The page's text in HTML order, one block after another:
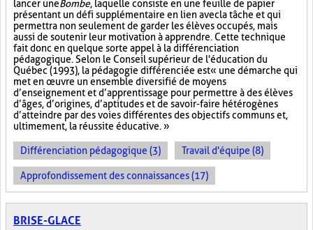
lancer uneBombe, laquelle consiste en une feuille de papier
présentant un défi supplémentaire en lien avec la tâche et qui
permettra non seulement de garder les élèves occupés, mais
aussi de soutenir leur motivation à apprendre. Cette technique
fait donc en quelque sorte appel à la différenciation
pédagogique. Selon le Conseil supérieur de l'éducation du
Québec (1993), la pédagogie différenciée est « une démarche qui
met en œuvre un ensemble diversifié de moyens
d’enseignement et d’apprentissage pour permettre à des élèves
d’âges, d’origines, d’aptitudes et de savoir-faire hétérogènes
d’atteindre par des voies différentes des objectifs communs et,
ultimement, la réussite éducative. »
Différenciation pédagogique (3) Travail d'équipe (8)
Approfondissement des connaissances (17)
BRISE-GLACE